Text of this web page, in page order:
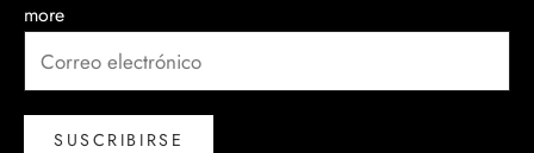
more
SUSCRIBIRSE